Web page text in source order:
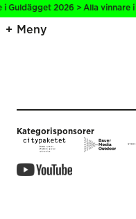
Guldägget 2026 > Alla
Meny
Kategorisponsorer